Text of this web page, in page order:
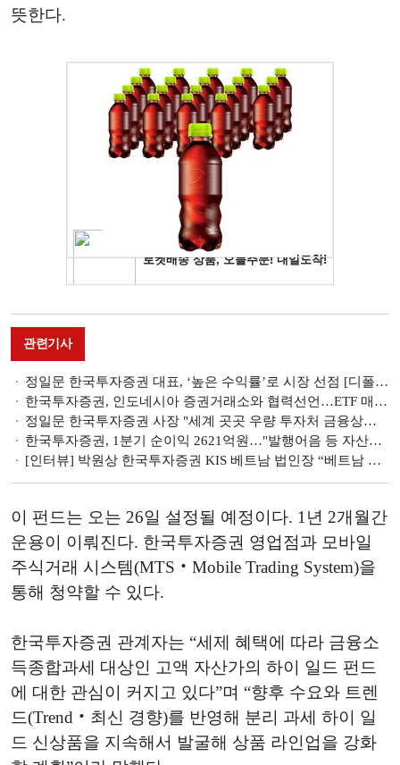
뜻한다.
관련기사
정일문 한국투자증권 대표, ‘높은 수익률’로 시장 선점 [디폴트옵션發 퇴직연금 지각변동 ②]
한국투자증권, 인도네시아 증권거래소와 협력선언…ETF 매매 활성화 추진
정일문 한국투자증권 사장 "세계 곳곳 우량 투자처 금융상품화해 고객에 제공"
한국투자증권, 1분기 순이익 2621억원…"발행어음 등 자산관리 견조" [금융사 2023 1분기 실적]
[인터뷰] 박원상 한국투자증권 KIS 베트남 법인장 “베트남 증시 성장 가능성 커…‘철저한 현지화’ 답”
이 펀드는 오는 26일 설정될 예정이다. 1년 2개월간
운용이 이뤄진다. 한국투자증권 영업점과 모바일
주식거래 시스템(MTS‧Mobile Trading System)을
통해 청약할 수 있다.
한국투자증권 관계자는 “세제 혜택에 따라 금융소
득종합과세 대상인 고액 자산가의 하이 일드 펀드
에 대한 관심이 커지고 있다”며 “향후 수요와 트렌
드(Trend‧최신 경향)를 반영해 분리 과세 하이 일
드 신상품을 지속해서 발굴해 상품 라인업을 강화